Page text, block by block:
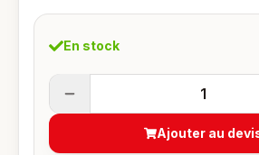
En stock
1
Ajouter au